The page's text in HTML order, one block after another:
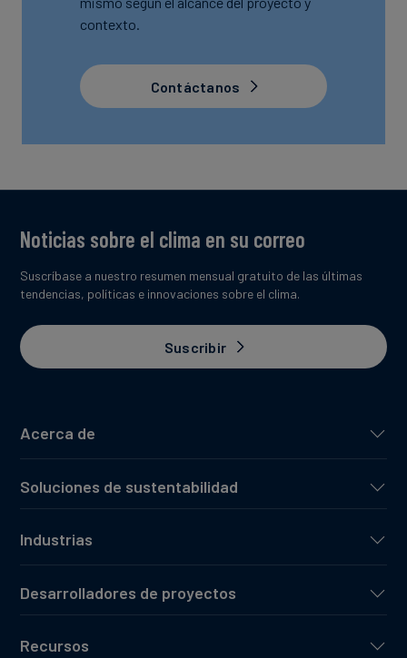
contexto.
Contáctanos
Acerca de
Soluciones de sustentabilidad
Industrias
Desarrolladores de proyectos
Recursos
Noticias sobre el clima en su correo
Suscríbase a nuestro resumen mensual gratuito de las últimas
tendencias, políticas e innovaciones sobre el clima.
Suscribir